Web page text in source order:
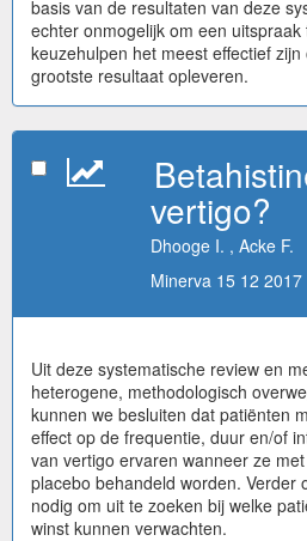
basis van de resultaten van deze
echter onmogelijk om een
keuzehulpen het meest effectief
grootste resultaat opleveren.
vertigo?
Dhooge I. , Acke F.
Minerva 15 12 2017
Uit deze systematische review en
heterogene, methodologisch
kunnen we besluiten dat patiënten
effect op de frequentie, duur en/of
van vertigo ervaren wanneer ze
placebo behandeld worden. Verder
nodig om uit te zoeken bij welke
winst kunnen verwachten.